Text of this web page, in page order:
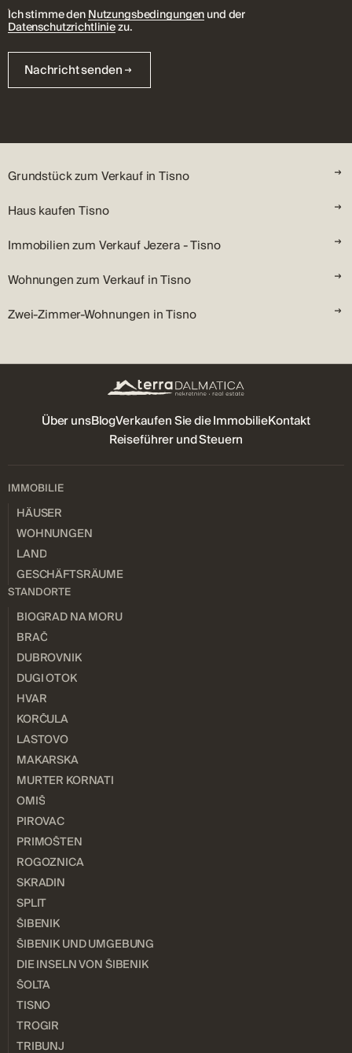
Grundstück zum Verkauf in Tisno
Haus kaufen Tisno
Immobilien zum Verkauf Jezera - Tisno
Wohnungen zum Verkauf in Tisno
Zwei-Zimmer-Wohnungen in Tisno
Ich stimme denNutzungsbedingungenund der
Datenschutzrichtliniezu.
Nachricht senden
Über unsBlogVerkaufen Sie die ImmobilieKontakt
Reiseführer und Steuern
IMMOBILIE
HÄUSER
WOHNUNGEN
LAND
GESCHÄFTSRÄUME
STANDORTE
BIOGRAD NA MORU
BRAČ
DUBROVNIK
DUGI OTOK
HVAR
KORČULA
LASTOVO
MAKARSKA
MURTER KORNATI
OMIŠ
PIROVAC
PRIMOŠTEN
ROGOZNICA
SKRADIN
SPLIT
ŠIBENIK
ŠIBENIK UND UMGEBUNG
DIE INSELN VON ŠIBENIK
ŠOLTA
TISNO
TROGIR
TRIBUNJ